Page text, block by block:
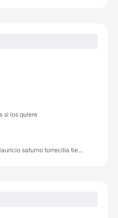
si los quiere
saturno torrecilla tie...